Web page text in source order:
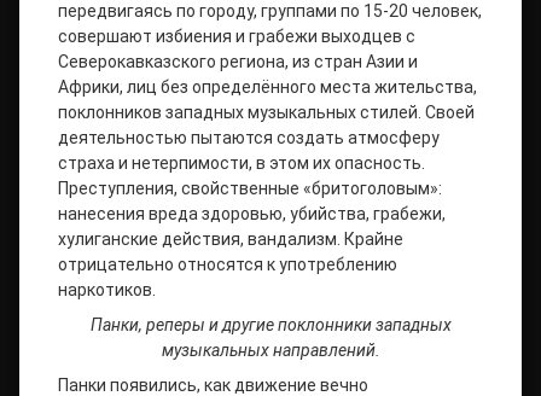
передвигаясь по городу, группами по 15-20 человек,
совершают избиения и грабежи выходцев с
Северокавказского региона, из стран Азии и
Африки, лиц без определённого места жительства,
поклонников западных музыкальных стилей. Своей
деятельностью пытаются создать атмосферу
страха и нетерпимости, в этом их опасность.
Преступления, свойственные «бритоголовым»:
нанесения вреда здоровью, убийства, грабежи,
хулиганские действия, вандализм. Крайне
отрицательно относятся к употреблению
наркотиков.
Панки, реперы и другие поклонники западных
музыкальных направлений.
Панки появились, как движение вечно